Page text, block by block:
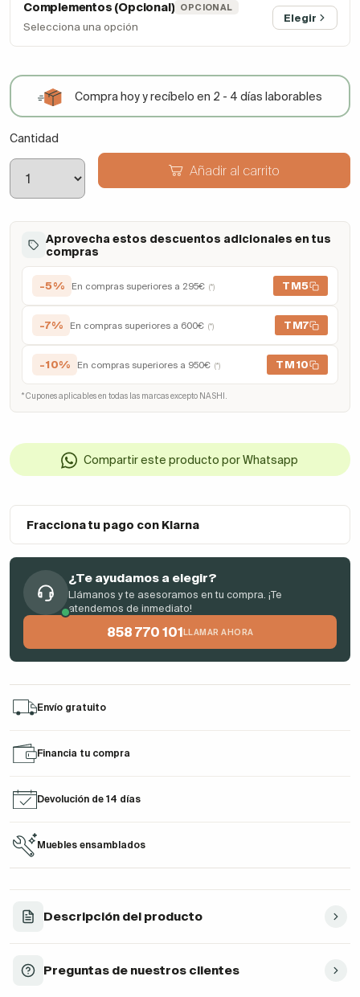
Complementos (Opcional) OPCIONAL
Selecciona una opción
Elegir
Compra hoy y recíbelo en 2 - 4 días laborables
Cantidad
Añadir al carrito
Aprovecha estos descuentos adicionales en tus
compras
-5% En compras superiores a 295€ (*) TM5
-7% En compras superiores a 600€ (*) TM7
-10% En compras superiores a 950€ (*) TM10
* Cupones aplicables en todas las marcas excepto NASHI.
Compartir este producto por Whatsapp
Fracciona tu pago con Klarna
¿Te ayudamos a elegir?
Llámanos y te asesoramos en tu compra. ¡Te
atendemos de inmediato!
858 770 101 LLAMAR AHORA
Envío gratuito
Financia tu compra
Devolución de 14 días
Muebles ensamblados
Descripción del producto
Preguntas de nuestros clientes